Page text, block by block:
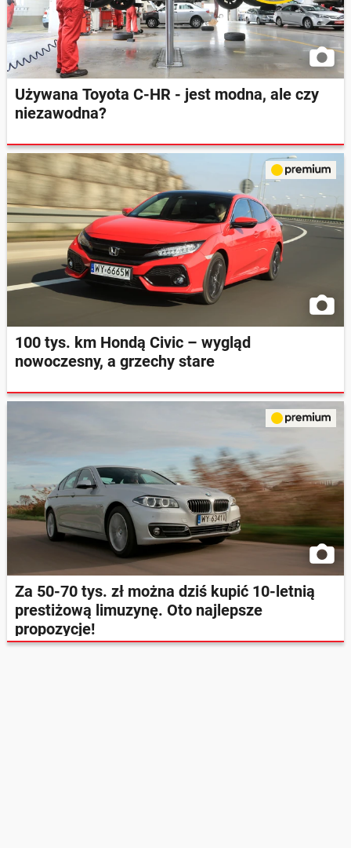
Używana Toyota C-HR - jest modna, ale czy
niezawodna?
100 tys. km Hondą Civic – wygląd
nowoczesny, a grzechy stare
Za 50-70 tys. zł można dziś kupić 10-letnią
prestiżową limuzynę. Oto najlepsze
propozycje!